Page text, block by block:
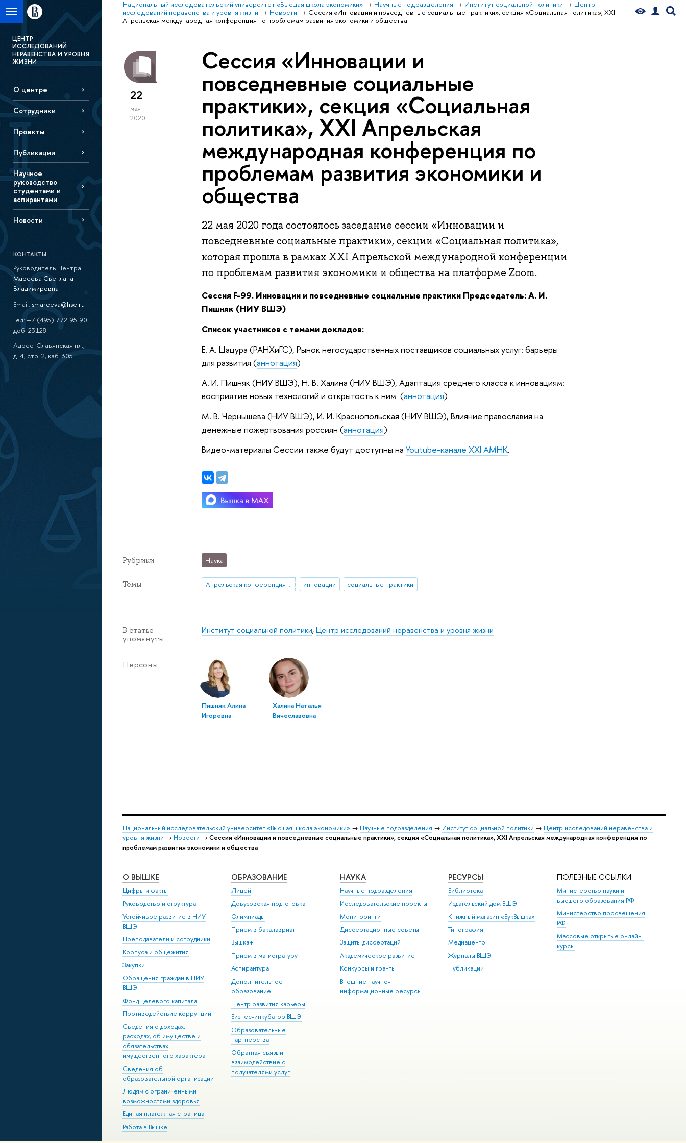
Национальный исследовательский университет «Высшая школа экономики» Научные подразделения Институт социальной политики
Центр
исследований неравенства и уровня жизни
Новости
Сессия «Инновации и повседневные социальные практики», секция «Социальная политика», XXI
Апрельская международная конференция по проблемам развития экономики и общества
ЦЕНТР
ИССЛЕДОВАНИЙ
НЕРАВЕНСТВА И УРОВНЯ
ЖИЗНИ
О центре
Сотрудники
Проекты
Публикации
Научное
руководство
студентами и
аспирантами
Новости
КОНТАКТЫ:
Руководитель Центра:
Мареева Светлана
Владимировна
Email: smareeva@hse.ru
Тел: +7 (495) 772-95-90
доб. 23128
Адрес: Славянская пл.,
д. 4, стр. 2, каб. 305
22
мая
2020
Сессия «Инновации и
повседневные социальные
практики», секция «Социальная
политика», XXI Апрельская
международная конференция по
проблемам развития экономики и
общества
22 мая 2020 года состоялось заседание сессии «Инновации и
повседневные социальные практики», секции «Социальная политика»,
которая прошла в рамках XXI Апрельской международной конференции
по проблемам развития экономики и общества на платформе Zoom.
Сессия F-99. Инновации и повседневные социальные практики Председатель: А. И.
Пишняк (НИУ ВШЭ)
Список участников с темами докладов:
Е. А. Цацура (РАНХиГС), Рынок негосударственных поставщиков социальных услуг: барьеры
для развития (аннотация)
А. И. Пишняк (НИУ ВШЭ), Н. В. Халина (НИУ ВШЭ), Адаптация среднего класса к инновациям:
восприятие новых технологий и открытость к ним (аннотация)
М. В. Чернышева (НИУ ВШЭ), И. И. Краснопольская (НИУ ВШЭ), Влияние православия на
денежные пожертвования россиян (аннотация)
Видео-материалы Сессии также будут доступны наYoutube-канале XXI АМНК.
Рубрики Наука
Темы Апрельская конференция 2020 инновации социальные практики
В статье
упомянуты
Институт социальной политики,Центр исследований неравенства и уровня жизни
Персоны
Пишняк Алина
Игоревна
Халина Наталья
Вячеславовна
Национальный исследовательский университет «Высшая школа экономики» → Научные подразделения → Институт социальной политики → Центр исследований неравенства и
уровня жизни → Новости → Сессия «Инновации и повседневные социальные практики», секция «Социальная политика», XXI Апрельская международная конференция по
проблемам развития экономики и общества
О ВЫШКЕ
Цифры и факты
Руководство и структура
Устойчивое развитие в НИУ
ВШЭ
Преподаватели и сотрудники
Корпуса и общежития
Закупки
Обращения граждан в НИУ
ВШЭ
Фонд целевого капитала
Противодействие коррупции
Сведения о доходах,
расходах, об имуществе и
обязательствах
имущественного характера
Сведения об
образовательной организации
Людям с ограниченными
возможностями здоровья
Единая платежная страница
Работа в Вышке
ОБРАЗОВАНИЕ
Лицей
Довузовская подготовка
Олимпиады
Прием в бакалавриат
Вышка+
Прием в магистратуру
Аспирантура
Дополнительное
образование
Центр развития карьеры
Бизнес-инкубатор ВШЭ
Образовательные
партнерства
Обратная связь и
взаимодействие с
получателями услуг
НАУКА
Научные подразделения
Исследовательские проекты
Мониторинги
Диссертационные советы
Защиты диссертаций
Академическое развитие
Конкурсы и гранты
Внешние научно-
информационные ресурсы
РЕСУРСЫ
Библиотека
Издательский дом ВШЭ
Книжный магазин «БукВышка»
Типография
Медиацентр
Журналы ВШЭ
Публикации
ПОЛЕЗНЫЕ ССЫЛКИ
Министерство науки и
высшего образования РФ
Министерство просвещения
РФ
Массовые открытые онлайн-
курсы